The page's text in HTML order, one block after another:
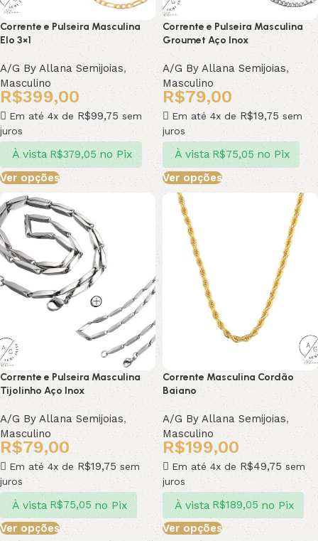
Corrente e Pulseira Masculina
Elo 3×1
A/G By Allana Semijoias,
Masculino
R$399,00
Em até 4x de R$99,75sem
juros
À vista R$379,05 no Pix
Ver opções
Corrente e Pulseira Masculina
Groumet Aço Inox
A/G By Allana Semijoias,
Masculino
R$79,00
Em até 4x deR$19,75sem
juros
À vista R$75,05 no Pix
Ver opções
Corrente e Pulseira Masculina
Tijolinho Aço Inox
A/G By Allana Semijoias,
Masculino
R$79,00
Em até 4x deR$19,75 sem
juros
À vista R$75,05 no Pix
Ver opções
Corrente Masculina Cordão
Baiano
A/G By Allana Semijoias,
Masculino
R$199,00
Em até 4x deR$49,75 sem
juros
À vista R$189,05 no Pix
Ver opções